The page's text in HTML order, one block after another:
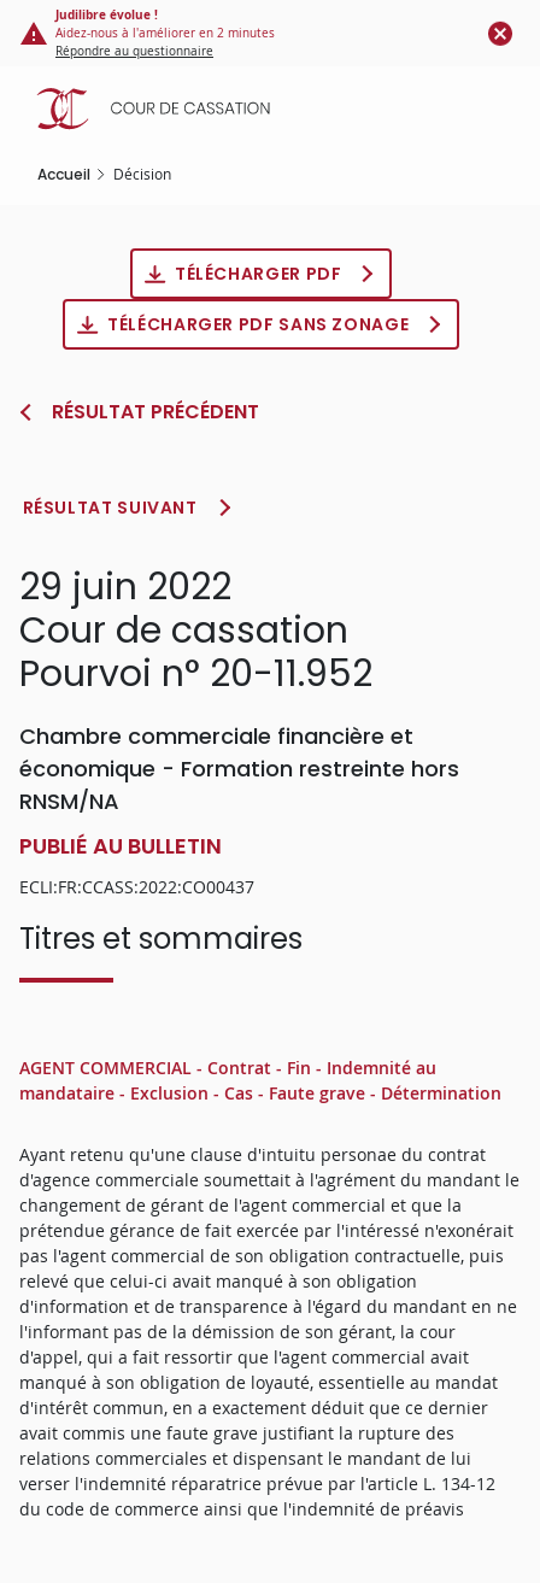
Panneau de gestion des cookies
contenu
principal
Judilibre évolue !
Aidez-nous à l'améliorer en 2 minutes
Répondre au questionnaire
Accueil Décision
TÉLÉCHARGER PDF
TÉLÉCHARGER PDF SANS ZONAGE
RÉSULTAT PRÉCÉDENT
RÉSULTAT SUIVANT
29 juin 2022
Cour de cassation
Pourvoi n° 20-11.952
Chambre commerciale financière et
économique - Formation restreinte hors
RNSM/NA
PUBLIÉ AU BULLETIN
ECLI:FR:CCASS:2022:CO00437
Titres et sommaires
AGENT COMMERCIAL - Contrat - Fin - Indemnité au
mandataire - Exclusion - Cas - Faute grave - Détermination
Ayant retenu qu'une clause d'intuitu personae du contrat
d'agence commerciale soumettait à l'agrément du mandant le
changement de gérant de l'agent commercial et que la
prétendue gérance de fait exercée par l'intéressé n'exonérait
pas l'agent commercial de son obligation contractuelle, puis
relevé que celui-ci avait manqué à son obligation
d'information et de transparence à l'égard du mandant en ne
l'informant pas de la démission de son gérant, la cour
d'appel, qui a fait ressortir que l'agent commercial avait
manqué à son obligation de loyauté, essentielle au mandat
d'intérêt commun, en a exactement déduit que ce dernier
avait commis une faute grave justifiant la rupture des
relations commerciales et dispensant le mandant de lui
verser l'indemnité réparatrice prévue par l'article L. 134-12
du code de commerce ainsi que l'indemnité de préavis